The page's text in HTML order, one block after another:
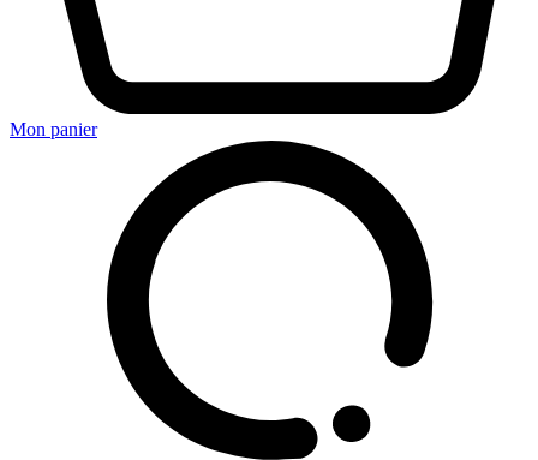
Mon panier